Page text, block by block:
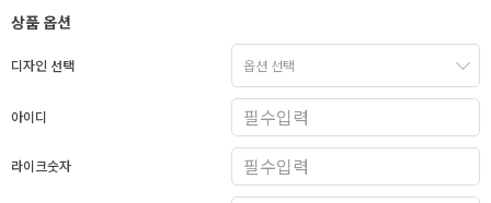
상품 옵션
디자인 선택
아이디
라이크숫자